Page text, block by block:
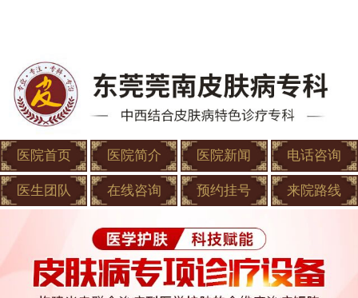
医院首页 医院简介 医院新闻 电话咨询
医生团队 在线咨询 预约挂号 来院路线